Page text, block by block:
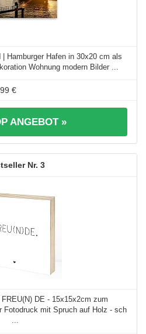
Hamburger Hafen in 30x20 cm als
Wohnung modern Bilder ...
€
ANGEBOT »
3
DE - 15x15x2cm zum
Fotodruck mit Spruch auf Holz - sch